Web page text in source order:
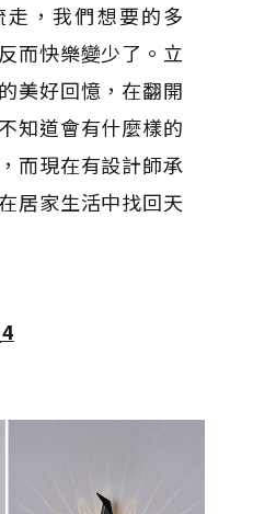
，我們想要的多
而快樂變少了。立
美好回憶，在翻開
知道會有什麼樣的
而現在有設計師承
居家生活中找回天